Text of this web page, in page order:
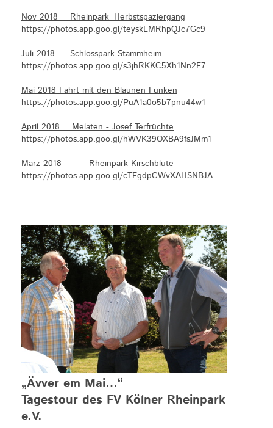
Nov 2018 Rheinpark_Herbstspaziergang
https://photos.app.goo.gl/teyskLMRhpQJc7Gc9
Juli 2018 Schlosspark Stammheim
https://photos.app.goo.gl/s3jhRKKC5Xh1Nn2F7
Mai 2018 Fahrt mit den Blaunen Funken
https://photos.app.goo.gl/PuA1a0o5b7pnu44w1
April 2018 Melaten - Josef Terfrüchte
https://photos.app.goo.gl/hWVK39OXBA9fsJMm1
März 2018 Rheinpark Kirschblüte
https://photos.app.goo.gl/cTFgdpCWvXAHSNBJA
„Ävver em Mai…“
Tagestour des FV Kölner Rheinpark
e.V.